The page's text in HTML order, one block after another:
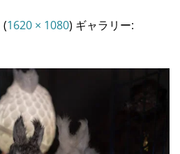
(1620 × 1080) ギャラリー: